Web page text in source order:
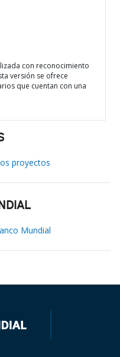
con reconocimiento
versión se ofrece
que cuentan con una
proyectos
Mundial